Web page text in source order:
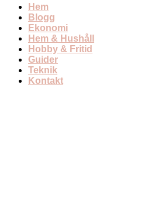
Hem
Blogg
Ekonomi
Hem & Hushåll
Hobby & Fritid
Guider
Teknik
Kontakt